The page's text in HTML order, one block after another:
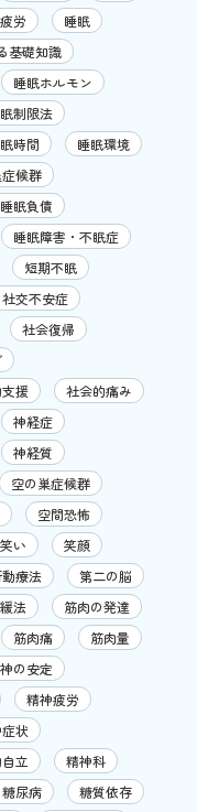
労
睡眠
基礎知識
睡眠ホルモン
制限法
時間
睡眠環境
候群
睡眠負債
睡眠障害・不眠症
短期不眠
交不安症
社会復帰
援
社会的痛み
神経症
神経質
空の巣症候群
空間恐怖
笑い
笑顔
療法
第二の脳
法
筋肉の発達
筋肉痛
筋肉量
の安定
精神疲労
状
立
精神科
糖尿病
糖質依存